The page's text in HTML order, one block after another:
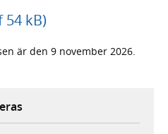
54 kB)
är den 9 november 2026.